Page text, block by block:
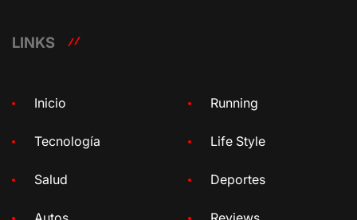
LINKS
Inicio Running
Tecnología Life Style
Salud Deportes